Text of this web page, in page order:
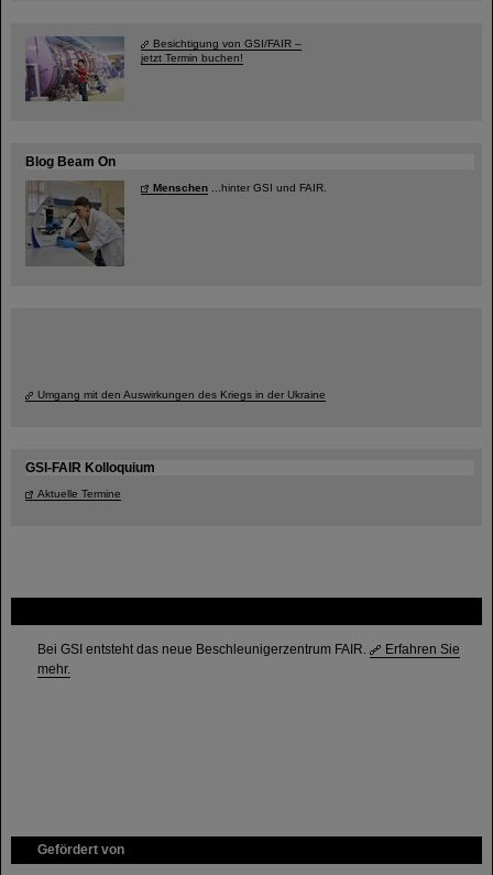
Bei GSI entsteht das neue Beschleunigerzentrum FAIR.
Erfahren Sie
mehr.
Gefördert von
Besichtigung von GSI/FAIR –
jetzt Termin buchen!
Blog Beam On
Menschen ...hinter GSI und FAIR.
Umgang mit den Auswirkungen des Kriegs in der Ukraine
GSI-FAIR Kolloquium
Aktuelle Termine